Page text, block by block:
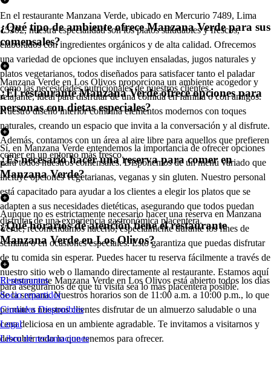
En el restaurante Manzana Verde, ubicado en Mercurio 7489, Lima
15302, nuestra especialidad son los platos saludables y frescos,
elaborados con ingredientes orgánicos y de alta calidad. Ofrecemos
una variedad de opciones que incluyen ensaladas, jugos naturales y
platos vegetarianos, todos diseñados para satisfacer tanto el paladar
como las necesidades nutricionales de nuestros clientes.
¿Qué tipo de ambiente ofrece Manzana Verde para sus
comensales?
Manzana Verde en Los Olivos proporciona un ambiente acogedor y
relajante, ideal para disfrutar de una comida en familia o con amigos.
Nuestro diseño interior combina elementos modernos con toques
naturales, creando un espacio que invita a la conversación y al disfrute.
Además, contamos con un área al aire libre para aquellos que prefieren
comer en un entorno más fresco.
¿El restaurante Manzana Verde ofrece opciones para
personas con dietas especiales?
Sí, en Manzana Verde entendemos la importancia de ofrecer opciones
para todos nuestros comensales. Disponemos de un menú variado que
incluye opciones vegetarianas, veganas y sin gluten. Nuestro personal
está capacitado para ayudar a los clientes a elegir los platos que se
adapten a sus necesidades dietéticas, asegurando que todos puedan
disfrutar de una experiencia gastronómica placentera.
¿Es necesario hacer una reserva para comer en
Manzana Verde?
Aunque no es estrictamente necesario hacer una reserva en Manzana
Verde, recomendamos hacerlo, especialmente durante los fines de
semana o en ocasiones especiales. Esto garantiza que puedas disfrutar
de tu comida sin esperar. Puedes hacer tu reserva fácilmente a través de
nuestro sitio web o llamando directamente al restaurante. Estamos aquí
para asegurarnos de que tu visita sea lo más placentera posible.
¿Qué horarios de atención tiene el restaurante
Manzana Verde en Los Olivos?
El restaurante Manzana Verde en Los Olivos está abierto todos los días
de la semana. Nuestros horarios son de 11:00 a.m. a 10:00 p.m., lo que
permite a nuestros clientes disfrutar de un almuerzo saludable o una
cena deliciosa en un ambiente agradable. Te invitamos a visitarnos y
descubrir todo lo que tenemos para ofrecer.
Restaurantes
Socio repartidor
Ciudades Disponibles
Legal
Libro de reclamaciones